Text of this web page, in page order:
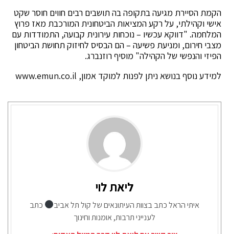
הקמת הסיירת מגיעה בתקופה בה תושבים רבים חווים חוסר שקט
אישי וקהילתי, על רקע המציאות הביטחונית המורכבת מאז פרוץ
המלחמה. "דווקא עכשיו – נוכחות עירונית קבועה, התמודדות עם
מצבי חירום, ומניעת פשיעה – הם הבסיס לחיזוק תחושת הביטחון
הפיזי והנפשי של הקהילה" מוסיף רוזנברג.
למידע נוסף בנושא ניתן לפנות למוקד אמון, www.emun.co.il
ליאת לוי
איתי הראל כתב בצוות העיתונאים של קול תל אביב
כתב
לענייני תרבות, אומנות וחינוך